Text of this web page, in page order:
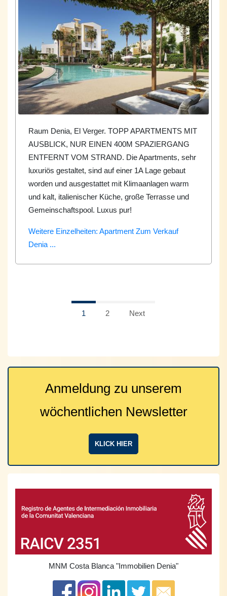
Raum Denia, El Verger. TOPP APARTMENTS MIT
AUSBLICK, NUR EINEN 400M SPAZIERGANG
ENTFERNT VOM STRAND. Die Apartments, sehr
luxuriös gestaltet, sind auf einer 1A Lage gebaut
worden und ausgestattet mit Klimaanlagen warm
und kalt, italienischer Küche, große Terrasse und
Gemeinschaftspool. Luxus pur!
Weitere Einzelheiten: Apartment Zum Verkauf
Denia ...
1 2 Next
Anmeldung zu unserem
wöchentlichen Newsletter
KLICK HIER
MNM Costa Blanca "Immobilien Denia"